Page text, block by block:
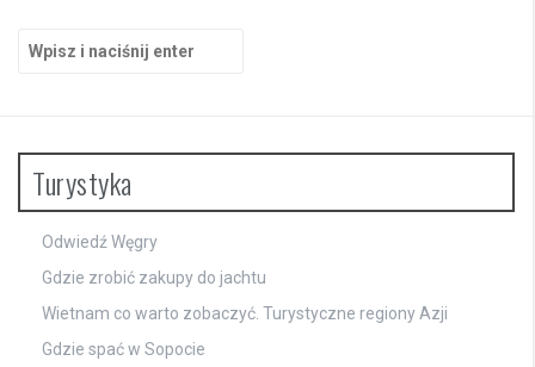
Turystyka
Odwiedź Węgry
Gdzie zrobić zakupy do jachtu
Wietnam co warto zobaczyć. Turystyczne regiony Azji
Gdzie spać w Sopocie